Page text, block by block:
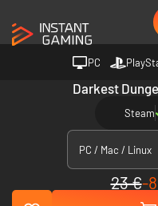
PC
Darkest
Steam
PC / Mac / Linux
23 €-